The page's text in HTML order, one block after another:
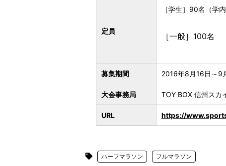
定員
［学生］90名（学
［一般］100名
募集期間 2016年8月16日～9
大会事務局 TOY BOX 信州スカ
URL https://
ハーフマラソン フルマラソン